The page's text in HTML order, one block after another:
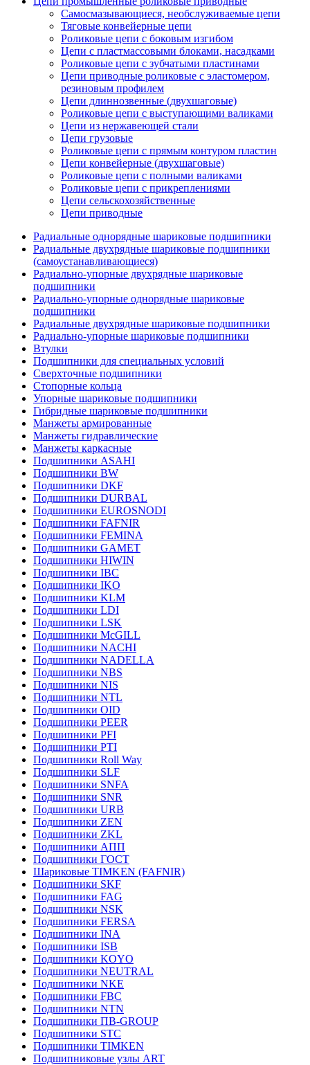
Самосмазывающиеся, необслуживаемые цепи
Тяговые конвейерные цепи
Роликовые цепи с боковым изгибом
Цепи с пластмассовыми блоками, насадками
Роликовые цепи с зубчатыми пластинами
Цепи приводные роликовые с эластомером,
резиновым профилем
Цепи длиннозвенные (двухшаговые)
Роликовые цепи с выступающими валиками
Цепи из нержавеющей стали
Цепи грузовые
Роликовые цепи с прямым контуром пластин
Цепи конвейерные (двухшаговые)
Роликовые цепи с полными валиками
Роликовые цепи с прикреплениями
Цепи сельскохозяйственные
Цепи приводные
Радиальные однорядные шариковые подшипники
Радиальные двухрядные шариковые подшипники
(самоустанавливающиеся)
Радиально-упорные двухрядные шариковые
подшипники
Радиально-упорные однорядные шариковые
подшипники
Радиальные двухрядные шариковые подшипники
Радиально-упорные шариковые подшипники
Втулки
Подшипники для специальных условий
Сверхточные подшипники
Стопорные кольца
Упорные шариковые подшипники
Гибридные шариковые подшипники
Манжеты армированные
Манжеты гидравлические
Манжеты каркасные
Подшипники ASAHI
Подшипники BW
Подшипники DKF
Подшипники DURBAL
Подшипники EUROSNODI
Подшипники FAFNIR
Подшипники FEMINA
Подшипники GAMET
Подшипники HIWIN
Подшипники IBC
Подшипники IKO
Подшипники KLM
Подшипники LDI
Подшипники LSK
Подшипники McGILL
Подшипники NACHI
Подшипники NADELLA
Подшипники NBS
Подшипники NIS
Подшипники NTL
Подшипники OID
Подшипники PEER
Подшипники PFI
Подшипники PTI
Подшипники Roll Way
Подшипники SLF
Подшипники SNFA
Подшипники SNR
Подшипники URB
Подшипники ZEN
Подшипники ZKL
Подшипники АПП
Подшипники ГОСТ
Шариковые ТІMKEN (FAFNIR)
Подшипники SKF
Подшипники FAG
Подшипники NSK
Подшипники FERSA
Подшипники INA
Подшипники ISB
Подшипники KOYO
Подшипники NEUTRAL
Подшипники NKE
Подшипники FBC
Подшипники NTN
Подшипники ПВ-GROUP
Подшипники STC
Подшипники TIMKEN
Подшипниковые узлы ART